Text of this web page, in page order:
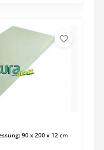
90 x 200 x 12 cm